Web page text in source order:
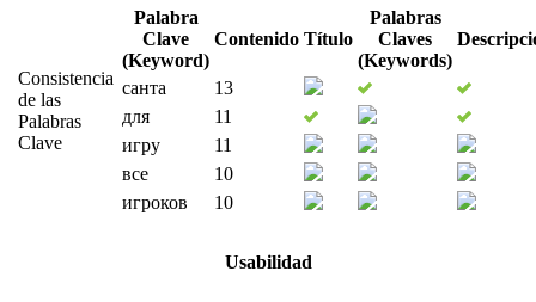
Consistencia
de las
Palabras
Clave
Palabra
Clave
(Keyword)
Contenido Título
Palabras
Claves
(Keywords)
санта
13
для
11
игру
11
все
10
игроков
10
Usabilidad